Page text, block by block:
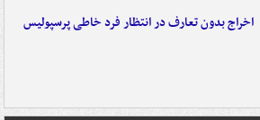
اخراج بدون تعارف در انتظار فرد خاطی پرسپولیس